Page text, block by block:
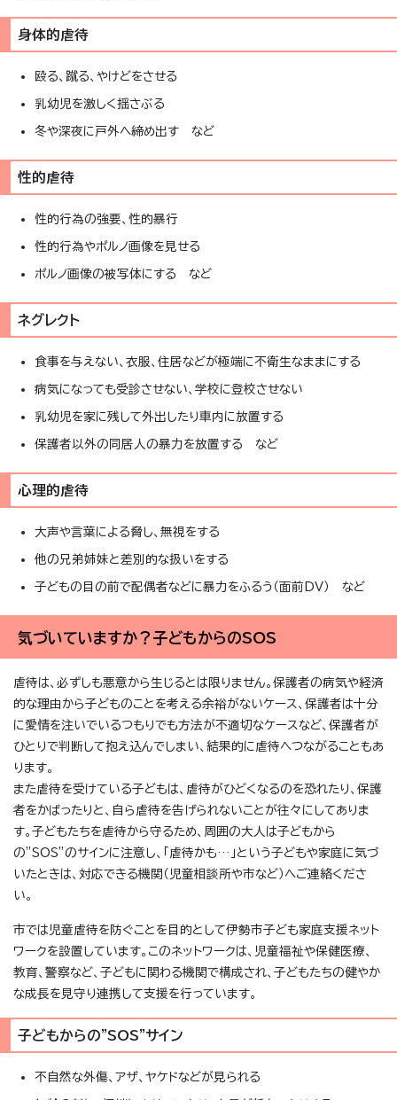
身体的虐待
殴る、蹴る、やけどをさせる
乳幼児を激しく揺さぶる
冬や深夜に戸外へ締め出す など
性的虐待
性的行為の強要、性的暴行
性的行為やポルノ画像を見せる
ポルノ画像の被写体にする など
ネグレクト
食事を与えない、衣服、住居などが極端に不衛生なままにする
病気になっても受診させない、学校に登校させない
乳幼児を家に残して外出したり車内に放置する
保護者以外の同居人の暴力を放置する など
心理的虐待
大声や言葉による脅し、無視をする
他の兄弟姉妹と差別的な扱いをする
子どもの目の前で配偶者などに暴力をふるう（面前DV） など
気づいていますか？子どもからのSOS
虐待は、必ずしも悪意から生じるとは限りません。保護者の病気や経済
的な理由から子どものことを考える余裕がないケース、保護者は十分
に愛情を注いでいるつもりでも方法が不適切なケースなど、保護者が
ひとりで判断して抱え込んでしまい、結果的に虐待へつながることもあ
ります。
また虐待を受けている子どもは、虐待がひどくなるのを恐れたり、保護
者をかばったりと、自ら虐待を告げられないことが往々にしてありま
す。子どもたちを虐待から守るため、周囲の大人は子どもから
の”SOS”のサインに注意し、「虐待かも…」という子どもや家庭に気づ
いたときは、対応できる機関（児童相談所や市など）へご連絡くださ
い。
市では児童虐待を防ぐことを目的として伊勢市子ども家庭支援ネット
ワークを設置しています。このネットワークは、児童福祉や保健医療、
教育、警察など、子どもに関わる機関で構成され、子どもたちの健やか
な成長を見守り連携して支援を行っています。
子どもからの”SOS”サイン
不自然な外傷、アザ、ヤケドなどが見られる